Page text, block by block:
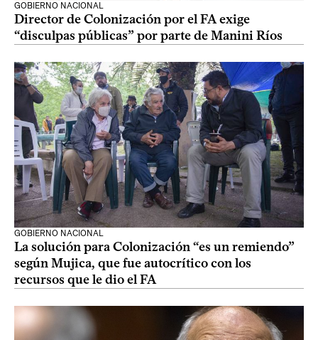
GOBIERNO NACIONAL
Director de Colonización por el FA exige
“disculpas públicas” por parte de Manini Ríos
GOBIERNO NACIONAL
La solución para Colonización “es un remiendo”
según Mujica, que fue autocrítico con los
recursos que le dio el FA